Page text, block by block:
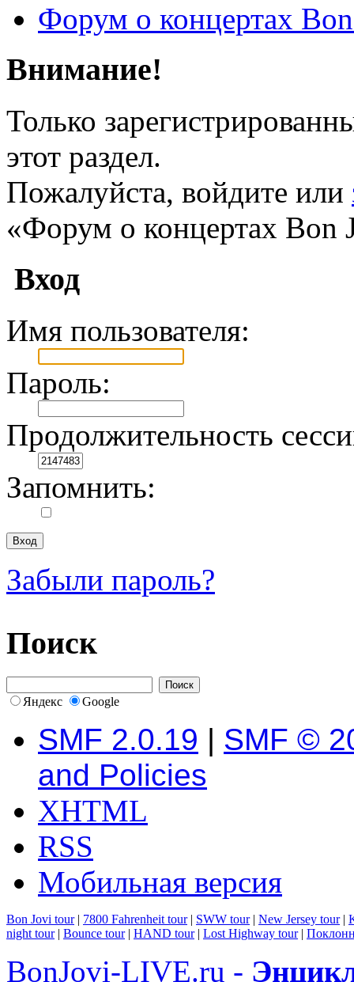
Форум о концертах
Внимание!
Только
этот раздел.
Пожалуйста, войдите или
«Форум о концертах Bon
Вход
Имя пользователя:
Пароль:
Продолжительность
Запомнить:
Забыли пароль?
Поиск
Яндекс Google
SMF 2.0.19 | SMF ©
and Policies
XHTML
RSS
Мобильная версия
Bon Jovi tour| 7800 Fahrenheit tour| SWW tour| New Jersey tour|
night tour| Bounce tour| HAND tour| Lost Highway tour|
BonJovi-LIVE.ru -